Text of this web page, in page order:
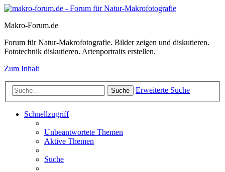
Makro-Forum.de
Forum für Natur-Makrofotografie. Bilder zeigen und diskutieren.
Fototechnik diskutieren. Artenportraits erstellen.
Zum Inhalt
Suche Erweiterte Suche
Schnellzugriff
Unbeantwortete Themen
Aktive Themen
Suche